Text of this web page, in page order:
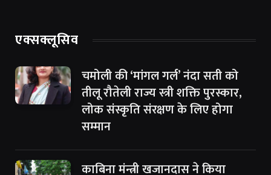
एक्सक्लूसिव
चमोली की ‘मांगल गर्ल’ नंदा सती को
तीलू रौतेली राज्य स्त्री शक्ति पुरस्कार,
लोक संस्कृति संरक्षण के लिए होगा
सम्मान
काबिना मंन्त्री खजानदास ने किया